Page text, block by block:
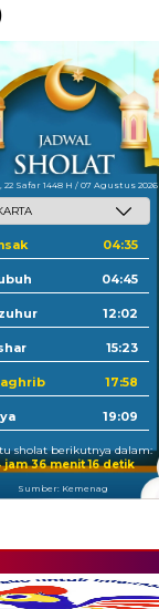
22 Safar 1448 H / 07 Agustus 2026
04:35
04:45
12:02
15:23
17:58
19:09
sholat berikutnya dalam:
jam 36 menit 15 detik
Sumber: Kemenag